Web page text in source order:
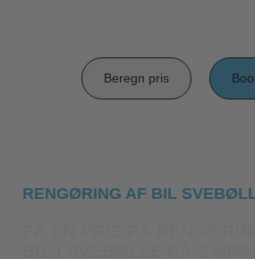
Beregn pris
RENGØRING AF BIL